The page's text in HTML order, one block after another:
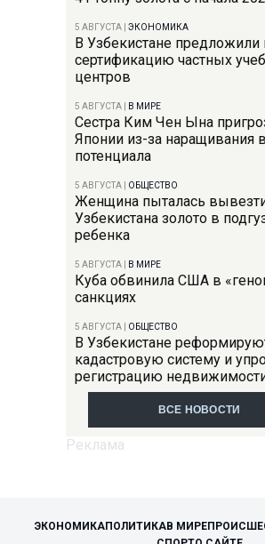
5 АВГУСТА ЭКОНОМИКА
В Узбекистане предложили
сертификацию частных
центров
5 АВГУСТА В МИРЕ
Сестра Ким Чен Ына
Японии из-за наращивания
потенциала
5 АВГУСТА ОБЩЕСТВО
Женщина пыталась
Узбекистана золото в
ребенка
5 АВГУСТА В МИРЕ
Куба обвинила США в
санкциях
5 АВГУСТА ОБЩЕСТВО
В Узбекистане
кадастровую систему и
регистрацию
ВСЕ НОВОСТИ
ЭКОНОМИКАПОЛИТИКАВ МИРЕ